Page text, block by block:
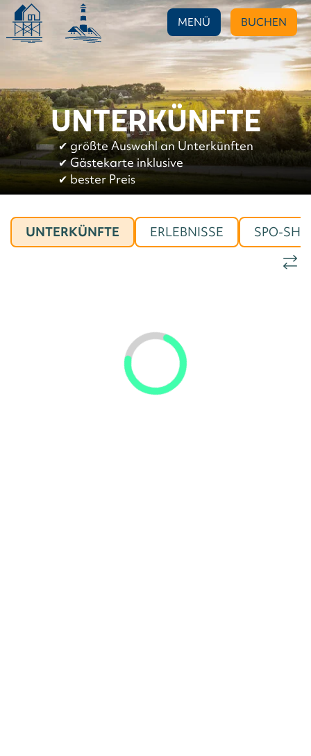
MENÜ BUCHEN
UNTERKÜNFTE
✔︎größte Auswahl an Unterkünften
✔︎Gästekarte inklusive
✔︎ bester Preis
UNTERKÜNFTE ERLEBNISSE SPO-